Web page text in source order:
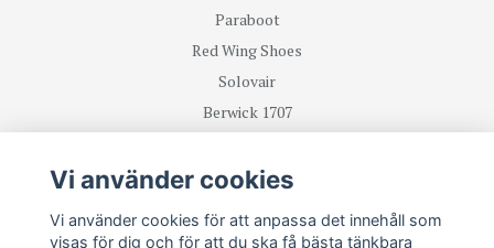
Paraboot
Red Wing Shoes
Solovair
Berwick 1707
TA DEL UTAV NYHETER OCH ERBJUDANDEN FÖRST
Vi använder cookies
Vi använder cookies för att anpassa det innehåll som
visas för dig och för att du ska få bästa tänkbara